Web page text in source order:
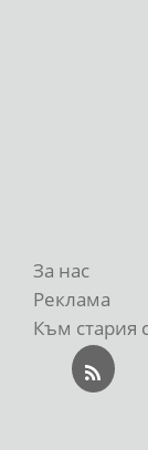
За нас
Реклама
Към стария